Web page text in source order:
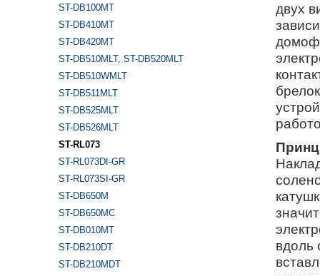
ST-DB100MT
ST-DB410MT
ST-DB420MT
ST-DB510MLT, ST-DB520MLT
ST-DB510WMLT
ST-DB511MLT
ST-DB525MLT
ST-DB526MLT
ST-RL073
ST-RL073DI-GR
ST-RL073SI-GR
ST-DB650M
ST-DB650MC
ST-DB010MT
ST-DB210DT
ST-DB210MDT
двух
вдоль